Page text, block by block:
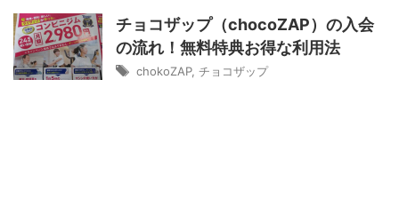
チョコザップ（chocoZAP）の入会
の流れ！無料特典お得な利用法
chokoZAP, チョコザップ